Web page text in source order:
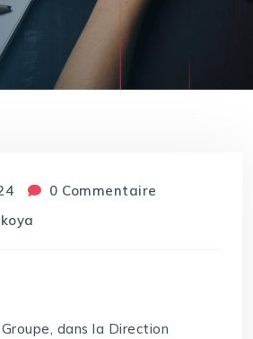
0 Commentaire
dans la Direction